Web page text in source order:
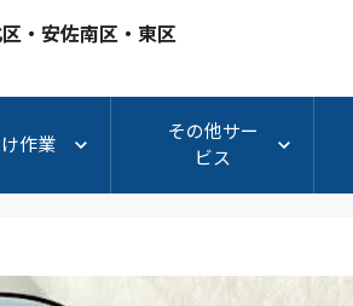
クリーンアップ深川店 | 安佐北区・安佐南区・東区
作業
その他サー
ビス